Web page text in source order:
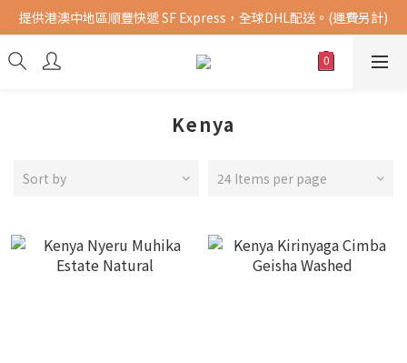
購買指定商品，滿千元免運費 (限台灣地區)
提供港澳中地區順豐快遞 SF Express，全球DHL配送。(運費另計)
購買指定商品，滿千元免運費 (限台灣地區)
Kenya
Sort by 24 Items per page